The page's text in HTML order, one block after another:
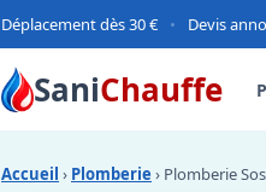
Déplacement dès 30 € • Devis
SaniChauffe
Accueil › Plomberie › Plomberie